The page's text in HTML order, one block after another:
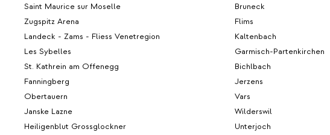
Saint Maurice sur Moselle
Zugspitz Arena
Landeck - Zams - Fliess Venetregion
Les Sybelles
St. Kathrein am Offenegg
Fanningberg
Obertauern
Janske Lazne
Heiligenblut Grossglockner
Bruneck
Flims
Kaltenbach
Garmisch-Partenkirchen
Bichlbach
Jerzens
Vars
Wilderswil
Unterjoch